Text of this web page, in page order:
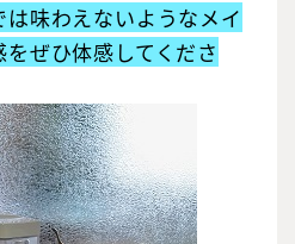
味わえないようなメイ
ぜひ体感してくださ